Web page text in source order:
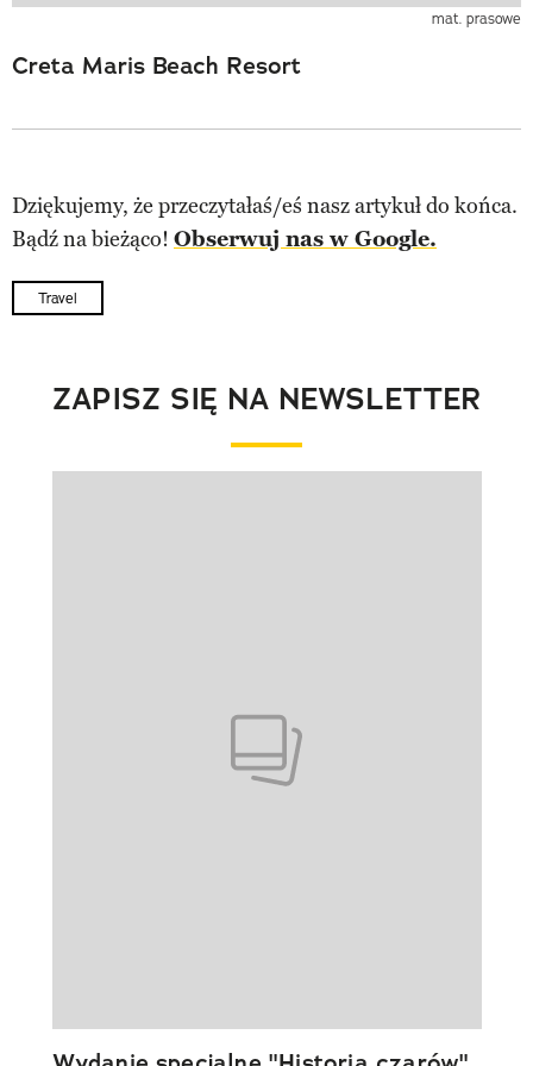
mat. prasowe
Creta Maris Beach Resort
Dziękujemy, że przeczytałaś/eś nasz artykuł do końca.
Bądź na bieżąco! Obserwuj nas w Google.
Travel
ZAPISZ SIĘ NA NEWSLETTER